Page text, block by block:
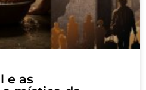
e as